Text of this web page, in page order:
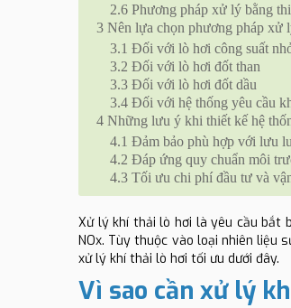
2.6 Phương pháp xử lý bằng
3 Nên lựa chọn phương pháp xử
3.1 Đối với lò hơi công suất
3.2 Đối với lò hơi đốt than
3.3 Đối với lò hơi đốt dầu
3.4 Đối với hệ thống yêu cầu
4 Những lưu ý khi thiết kế hệ
4.1 Đảm bảo phù hợp với lưu
4.2 Đáp ứng quy chuẩn môi
4.3 Tối ưu chi phí đầu tư và
Xử lý khí thải lò hơi là yêu cầu bắt
NOx. Tùy thuộc vào loại nhiên liệu
xử lý khí thải lò hơi tối ưu dưới đây.
Vì sao cần xử lý